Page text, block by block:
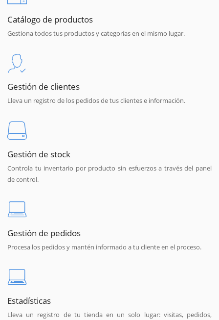
Catálogo de productos
Gestiona todos tus productos y categorías en el mismo lugar.
Gestión de clientes
Lleva un registro de los pedidos de tus clientes e información.
Gestión de stock
Controla tu inventario por producto sin esfuerzos a través del panel
de control.
Gestión de pedidos
Procesa los pedidos y mantén informado a tu cliente en el proceso.
Estadísticas
Lleva un registro de tu tienda en un solo lugar: visitas, pedidos,